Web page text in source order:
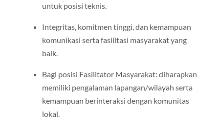
untuk posisi teknis.
Integritas, komitmen tinggi, dan kemampuan
komunikasi serta fasilitasi masyarakat yang
baik.
Bagi posisi Fasilitator Masyarakat: diharapkan
memiliki pengalaman lapangan/wilayah serta
kemampuan berinteraksi dengan komunitas
lokal.